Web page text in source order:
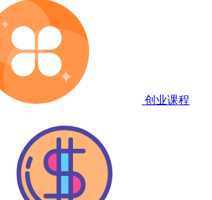
创业课程